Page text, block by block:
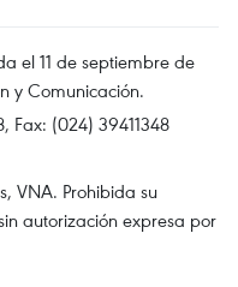
el 11 de septiembre de
y Comunicación.
Fax: (024) 39411348
VNA. Prohibida su
autorización expresa por